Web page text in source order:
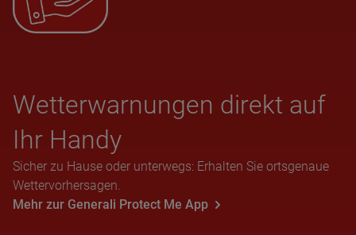
Wet­ter­war­nun­gen direkt auf
Ihr Handy
Sicher zu Hause oder unterwegs: Erhalten Sie ortsgenaue
Wettervorhersagen.
Mehr zur Generali Protect Me App